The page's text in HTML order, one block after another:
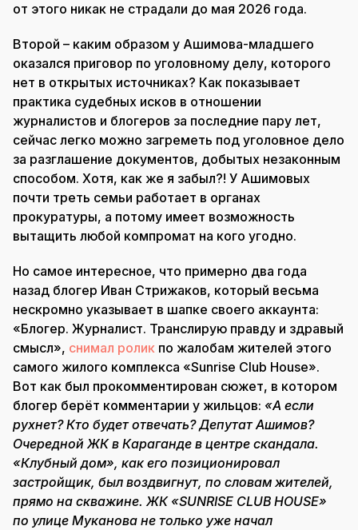
от этого никак не страдали до мая 2026 года.
Второй – каким образом у Ашимова-младшего
оказался приговор по уголовному делу, которого
нет в открытых источниках? Как показывает
практика судебных исков в отношении
журналистов и блогеров за последние пару лет,
сейчас легко можно загреметь под уголовное дело
за разглашение документов, добытых незаконным
способом. Хотя, как же я забыл?! У Ашимовых
почти треть семьи работает в органах
прокуратуры, а потому имеет возможность
вытащить любой компромат на кого угодно.
Но самое интересное, что примерно два года
назад блогер Иван Стрижаков, который весьма
нескромно указывает в шапке своего аккаунта:
«Блогер. Журналист. Транслирую правду и здравый
смысл», снимал ролик по жалобам жителей этого
самого жилого комплекса «Sunrise Club House».
Вот как был прокомментирован сюжет, в котором
блогер берёт комментарии у жильцов: «А если
рухнет? Кто будет отвечать? Депутат Ашимов?
Очередной ЖК в Караганде в центре скандала.
«Клубный дом», как его позиционировал
застройщик, был воздвигнут, по словам жителей,
прямо на скважине. ЖК «SUNRISE CLUB HOUSE»
по улице Муканова не только уже начал